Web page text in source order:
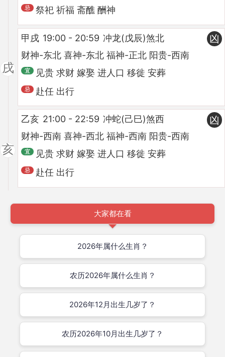
祭祀 祈福 斋醮 酬神
戌
甲戌 19:00 - 20:59 冲龙(戊辰)煞北
财神-东北 喜神-东北 福神-正北 阳贵-西南
见贵 求财 嫁娶 进人口 移徙 安葬
赴任 出行
凶
亥
乙亥 21:00 - 22:59 冲蛇(己巳)煞西
财神-西南 喜神-西北 福神-西南 阳贵-西南
见贵 求财 嫁娶 进人口 移徙 安葬
赴任 出行
凶
大家都在看
2026年属什么生肖？
农历2026年属什么生肖？
2026年12月出生几岁了？
农历2026年10月出生几岁了？